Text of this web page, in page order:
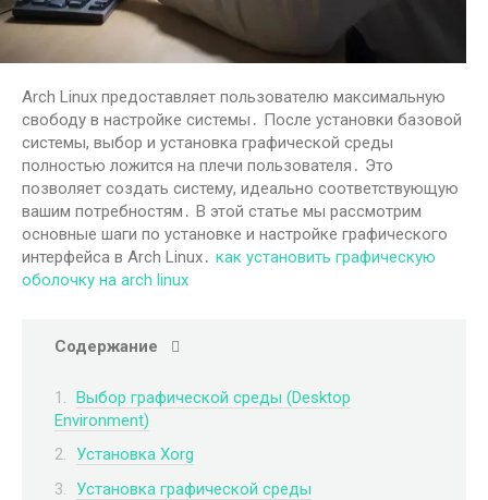
Arch Linux предоставляет пользователю максимальную
свободу в настройке системы․ После установки базовой
системы, выбор и установка графической среды
полностью ложится на плечи пользователя․ Это
позволяет создать систему, идеально соответствующую
вашим потребностям․ В этой статье мы рассмотрим
основные шаги по установке и настройке графического
интерфейса в Arch Linux․ как установить графическую
оболочку на arch linux
Содержание
Выбор графической среды (Desktop
Environment)
Установка Xorg
Установка графической среды